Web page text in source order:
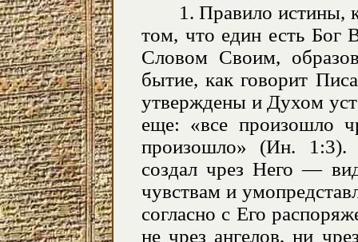
1. Правило истины,
том, что един есть Бог
Словом Своим,
бытие, как говорит
утверждены и Духом
еще: «все произошло
произошло» (Ин. 1:3).
создал чрез Него —
чувствам и
согласно с Его
не чрез ангелов, ни